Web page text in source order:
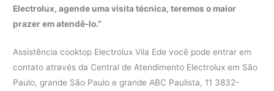
Electrolux, agende uma visita técnica, teremos o maior
prazer em atendê-lo.”
Assistência cooktop Electrolux Vila Ede você pode entrar em
contato através da Central de Atendimento Electrolux em São
Paulo, grande São Paulo e grande ABC Paulista, 11 3832-